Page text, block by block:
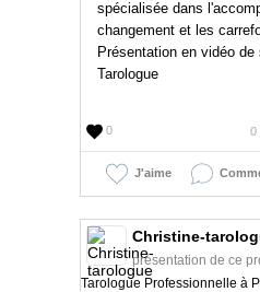
spécialisée dans
changement et les
Présentation en vidéo
Tarologue
0 0
J'aime
Christine-
présentation de ce
Tarologue Professionnelle à